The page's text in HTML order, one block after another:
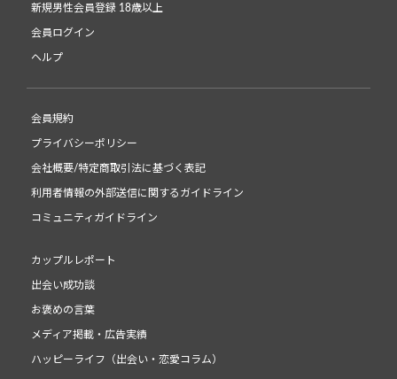
新規男性会員登録 18歳以上
会員ログイン
ヘルプ
会員規約
プライバシーポリシー
会社概要/特定商取引法に基づく表記
利用者情報の外部送信に関するガイドライン
コミュニティガイドライン
カップルレポート
出会い成功談
お褒めの言葉
メディア掲載・広告実績
ハッピーライフ（出会い・恋愛コラム）